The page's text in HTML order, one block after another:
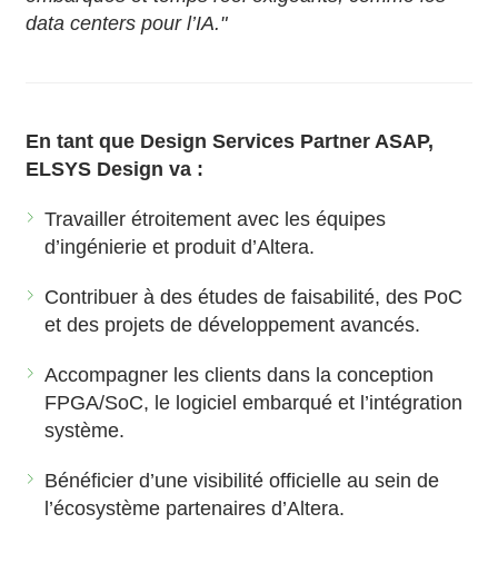
data centers pour l’IA."
En tant que Design Services Partner ASAP,
ELSYS Design va :
Travailler étroitement avec les équipes
d’ingénierie et produit d’Altera.
Contribuer à des études de faisabilité, des PoC
et des projets de développement avancés.
Accompagner les clients dans la conception
FPGA/SoC, le logiciel embarqué et l’intégration
système.
Bénéficier d’une visibilité officielle au sein de
l’écosystème partenaires d’Altera.